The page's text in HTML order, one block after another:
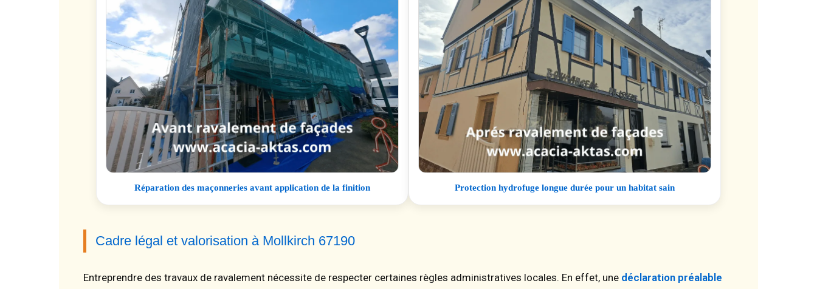
Réparation des maçonneries avant application de la finition Protection hydrofuge longue durée pour un habitat sain
Cadre légal et valorisation à Mollkirch 67190
Entreprendre des travaux de ravalement nécessite de respecter certaines règles administratives locales. En effet, une déclaration préalable